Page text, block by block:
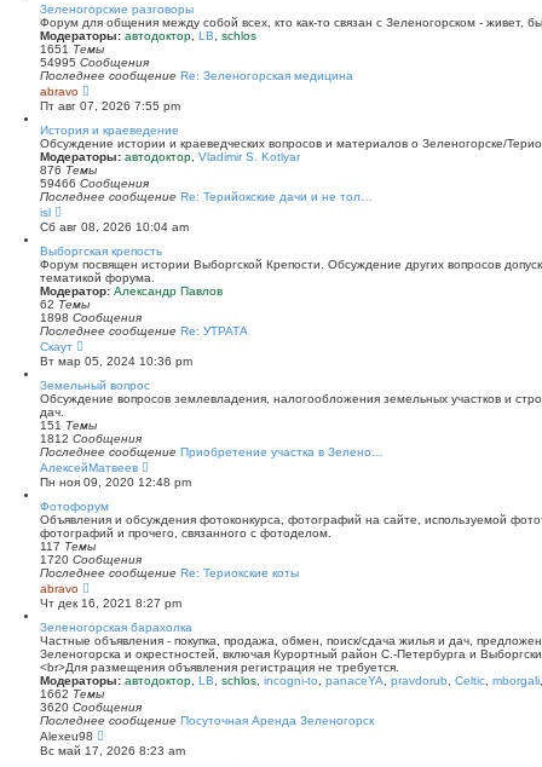
Зеленогорские разговоры
Форум для общения между собой всех, кто как-то связан с Зеленогорском - живет,
Модераторы: автодоктор LB
schlos
1651 Темы
54995 Сообщения
Последнее сообщение Re: Зеленогорская медицина
abravo
е
р
е
й
т
и
к
п
с
л
е
д
н
е
м
у
с
б
е
н
ю
Пт авг 07, 2026 7:55 pm
История и краеведение
Обсуждение истории и краеведческих вопросов и материалов о Зеленогорске/
Модераторы: автодоктор Vladimir S. Kotlyar
876 Темы
59466 Сообщения
Последнее сообщение Re: Терийокские дачи и не тол…
isl
р
е
й
т
и
к
п
о
л
е
д
н
е
м
у
с
о
б
е
н
и
ю
Сб авг 08, 2026 10:04 am
Выборгская крепость
Форум посвящен истории Выборгской Крепости. Обсуждение других вопросов
тематикой форума.
Модератор: Александр Павлов
62 Темы
1898 Сообщения
Последнее сообщение Re: УТРАТА
Скаут
е
р
е
й
т
и
к
п
о
с
л
е
д
н
е
м
у
с
о
о
щ
е
н
и
ю
Вт мар 05, 2024 10:36 pm
Земельный вопрос
Обсуждение вопросов землевладения, налогообложения земельных участков и
дач.
151 Темы
1812 Сообщения
Последнее сообщение Приобретение участка в Зелено…
АлексейМатвеев
е
р
й
т
п
с
л
е
д
н
е
м
у
о
щ
Пн ноя 09, 2020 12:48 pm
Фотофорум
Объявления и обсуждения фотоконкурса, фотографий на сайте, используемой
фотографий и прочего, связанного с фотоделом.
117 Темы
1720 Сообщения
Последнее сообщение Re: Териокские коты
abravo
е
р
е
й
т
и
к
п
о
с
л
е
д
Чт дек 16, 2021 8:27 pm
Зеленогорская барахолка
Частные объявления - покупка, продажа, обмен, поиск/сдача жилья и дач,
Зеленогорска и окрестностей, включая Курортный район С.-Петербурга и
<br>Для размещения объявления регистрация не требуется.
Модераторы: автодоктор LB schlos incogni-to panaceYA pravdorub Celtic mborgali
1662 Темы
3620 Сообщения
Последнее сообщение Посуточная Аренда Зеленогорск
Alexeu98
е
р
Вс май 17, 2026 8:23 am